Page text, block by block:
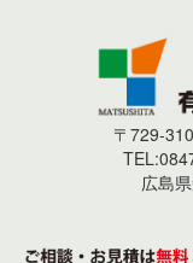
快適な住環境を維
な点検と適切なメ
保ち続けることが
にくく、風を伴わ
てくるということ
な強風を伴う大雨
きや、風で横殴り
量の雨水が当り、
やシーリングの不
〒729-
広島